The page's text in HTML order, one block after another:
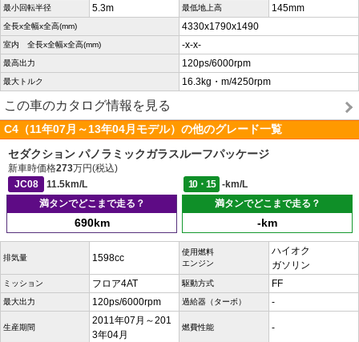
最小回転半径 5.3m 最低地上高 145mm
全長x全幅x全高(mm) 4330x1790x1490
室内 全長x全幅x全高(mm) -x-x-
最高出力 120ps/6000rpm
最大トルク 16.3kg・m/4250rpm
この車のカタログ情報を見る
C4（11年07月～13年04月モデル）の他のグレード一覧
セダクション パノラミックガラスルーフパッケージ
新車時価格273万円(税込)
JC08
11.5km/L 10・15
-km/L
満タンでどこまで走る？
690km
満タンでどこまで走る？
-km
排気量 1598cc
使用燃料
エンジン
ハイオク
ガソリン
ミッション フロア4AT 駆動方式 FF
最大出力 120ps/6000rpm 過給器（ターボ） -
生産期間
2011年07月～201
3年04月
燃費性能 -